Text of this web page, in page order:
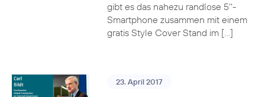
gibt es das nahezu randlose 5‘‘-
Smartphone zusammen mit einem
gratis Style Cover Stand im […]
23. April 2017